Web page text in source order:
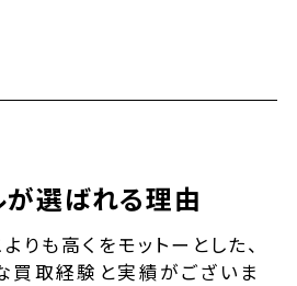
が選ばれる理由
りも高くをモットーとした、
買取経験と実績がございま